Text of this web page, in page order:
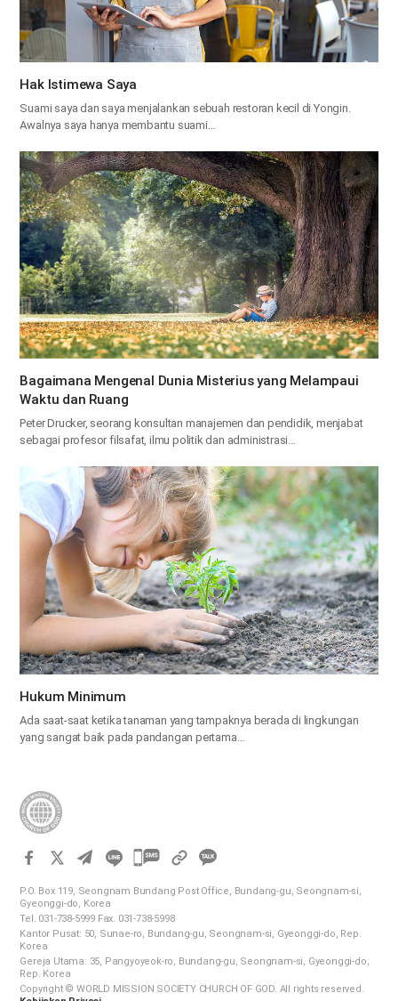
Hak Istimewa Saya
Suami saya dan saya menjalankan sebuah restoran kecil di Yongin.
Awalnya saya hanya membantu suami…
Bagaimana Mengenal Dunia Misterius yang Melampaui
Waktu dan Ruang
Peter Drucker, seorang konsultan manajemen dan pendidik, menjabat
sebagai profesor filsafat, ilmu politik dan administrasi…
Hukum Minimum
Ada saat-saat ketika tanaman yang tampaknya berada di lingkungan
yang sangat baik pada pandangan pertama…
카
오
공
유
하
P.O. Box 119, Seongnam Bundang Post Office, Bundang-gu, Seongnam-si,
Gyeonggi-do, Korea
Tel. 031-738-5999 Fax. 031-738-5998
Kantor Pusat: 50, Sunae-ro, Bundang-gu, Seongnam-si, Gyeonggi-do, Rep.
Korea
Gereja Utama: 35, Pangyoyeok-ro, Bundang-gu, Seongnam-si, Gyeonggi-do,
Rep. Korea
Copyright © WORLD MISSION SOCIETY CHURCH OF GOD. All rights reserved.